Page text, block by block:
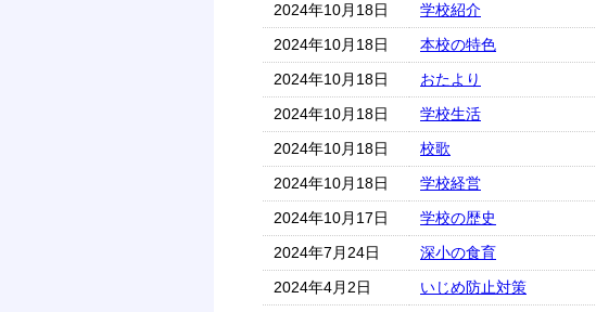
2024年10月18日
学校紹介
2024年10月18日
本校の特色
2024年10月18日
おたより
2024年10月18日
学校生活
2024年10月18日
校歌
2024年10月18日
学校経営
2024年10月17日
学校の歴史
2024年7月24日
深小の食育
2024年4月2日
いじめ防止対策